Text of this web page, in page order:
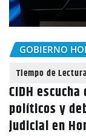
GOBIERNO
CIDH
políticos y
judicial en